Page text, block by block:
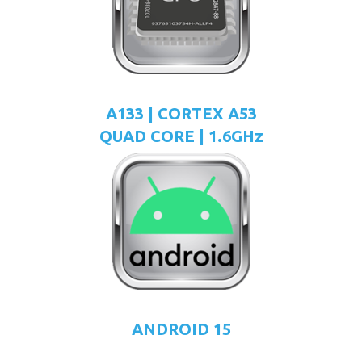
A133 | CORTEX A53
QUAD CORE | 1.6GHz
ANDROID 15